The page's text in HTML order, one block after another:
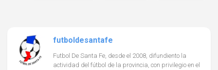
futboldesantafe
Futbol De Santa Fe, desde el 2008, difundiento la
actividad del fútbol de la provincia, con privilegio en el